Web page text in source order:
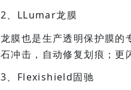
2、LLumar龙膜
龙膜也是生产透明保护膜
石冲击，自动修复划痕；更
3、Flexishield固驰